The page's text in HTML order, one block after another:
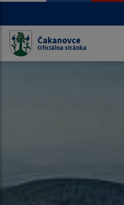
Čakanovce
Oficiálna stránka